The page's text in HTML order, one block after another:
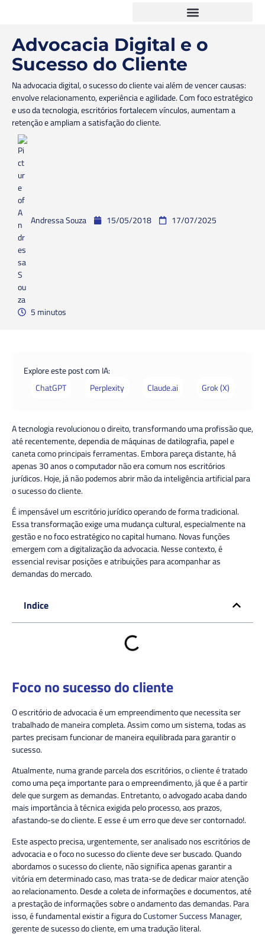
Advocacia Digital e o
Sucesso do Cliente
Na advocacia digital, o sucesso do cliente vai além de vencer causas:
envolve relacionamento, experiência e agilidade. Com foco estratégico
e uso da tecnologia, escritórios fortalecem vínculos, aumentam a
retenção e ampliam a satisfação do cliente.
Andressa Souza 15/05/2018 17/07/2025
5 minutos
Explore este post com IA:
ChatGPT
Perplexity Claude.ai Grok (X)
A tecnologia revolucionou o direito, transformando uma profissão que,
até recentemente, dependia de máquinas de datilografia, papel e
caneta como principais ferramentas. Embora pareça distante, há
apenas 30 anos o computador não era comum nos escritórios
jurídicos. Hoje, já não podemos abrir mão da inteligência artificial para
o sucesso do cliente.
É impensável um escritório jurídico operando de forma tradicional.
Essa transformação exige uma mudança cultural, especialmente na
gestão e no foco estratégico no capital humano. Novas funções
emergem com a digitalização da advocacia. Nesse contexto, é
essencial revisar posições e atribuições para acompanhar as
demandas do mercado.
Indice
Foco no sucesso do cliente
O escritório de advocacia é um empreendimento que necessita ser
trabalhado de maneira completa. Assim como um sistema, todas as
partes precisam funcionar de maneira equilibrada para garantir o
sucesso.
Atualmente, numa grande parcela dos escritórios, o cliente é tratado
como uma peça importante para o empreendimento, já que é a partir
dele que surgem as demandas. Entretanto, o advogado acaba dando
mais importância à técnica exigida pelo processo, aos prazos,
afastando-se do cliente. E esse é um erro que deve ser contornado!.
Este aspecto precisa, urgentemente, ser analisado nos escritórios de
advocacia e o foco no sucesso do cliente deve ser buscado. Quando
abordamos o sucesso do cliente, não significa apenas garantir a
vitória em determinado caso, mas trata-se de dedicar maior atenção
ao relacionamento. Desde a coleta de informações e documentos, até
a prestação de informações sobre o andamento das demandas. Para
isso, é fundamental existir a figura doCustomer Success Manager,
gerente de sucesso do cliente, em uma tradução literal.